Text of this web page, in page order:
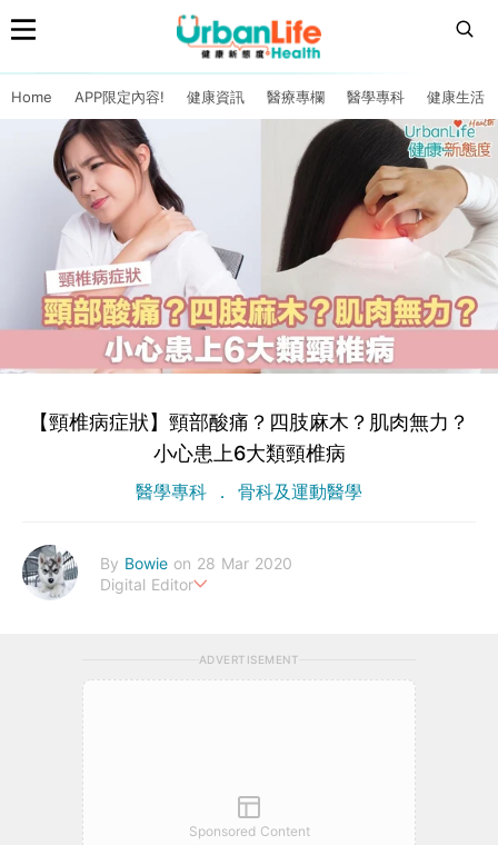
Home APP限定內容! 健康資訊 醫療專欄 醫學專科 健康生活
【頸椎病症狀】頸部酸痛？四肢麻木？肌肉無力？
小心患上6大類頸椎病
醫學專科 骨科及運動醫學
By Bowie on 28 Mar 2020
Digital Editor
ADVERTISEMENT
Sponsored Content